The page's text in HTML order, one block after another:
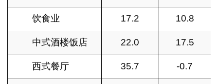
饮食业 17.2 10.8
中式酒楼饭店 22.0 17.5
西式餐厅 35.7 -0.7